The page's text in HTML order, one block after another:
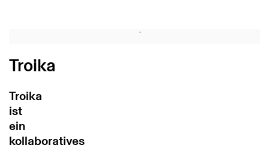
Troika
Troika
ist
ein
kollaboratives